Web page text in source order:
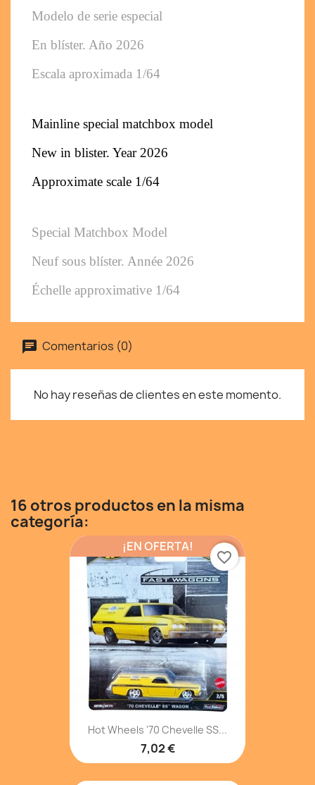
Modelo de serie especial
En blíster. Año 2026
Escala aproximada 1/64
Mainline special matchbox model
New in blister. Year 2026
Approximate scale 1/64
Special Matchbox Model
Neuf sous blíster. Année 2026
Échelle approximative 1/64
Comentarios (0)
No hay reseñas de clientes en este momento.
16 otros productos en la misma
categoría:
Hot Wheels '70 Chevelle SS...
7,02 €
¡EN OFERTA!
favorite_border